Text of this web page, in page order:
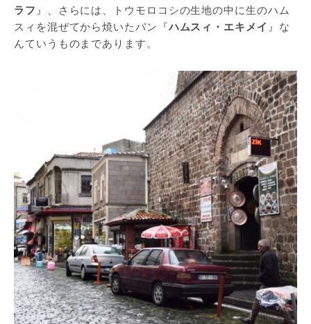
ラフ 』、さらには、トウモロコシの生地の中に生のハム
スィを混ぜてから焼いたパン『ハムスィ・エキメイ 』な
んていうものまであります。